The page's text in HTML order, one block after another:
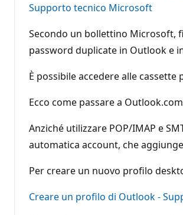
Supporto tecnico Microsoft
Secondo un bollettino Microsoft,
password duplicate in Outlook e
È possibile accedere alle
Ecco come passare a
Anziché utilizzare POP/IMAP e
automatica account, che
Per creare un nuovo profilo
Creare un profilo di Outlook -